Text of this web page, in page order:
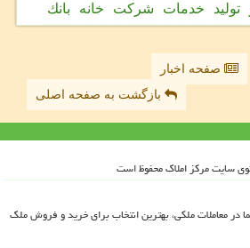
تولید خدمات شركت خانه بانك
صفحه اخبار
بازگشت به صفحه اصلی
در معاملات ملکی، بهترین انتخاب برای خرید و فروش ملک